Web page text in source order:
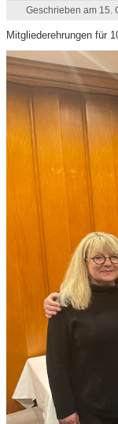
Geschrieben am 15.
Mitgliederehrungen für